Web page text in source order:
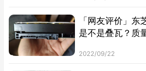
「网友评价」
是不是叠瓦？质
2022/09/22